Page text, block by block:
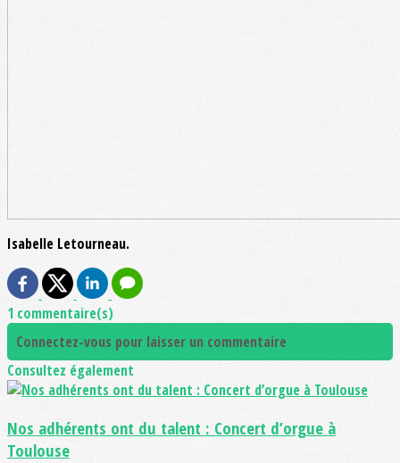
Isabelle Letourneau.
1 commentaire(s)
Connectez-vous pour laisser un commentaire
Consultez également
Nos adhérents ont du talent : Concert d’orgue à
Toulouse